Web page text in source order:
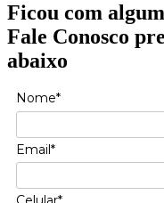
Ficou com
Fale Conosco
abaixo
Nome*
Email*